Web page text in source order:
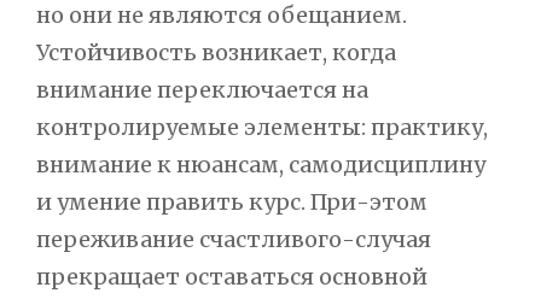
но они не являются обещанием.
Устойчивость возникает, когда
внимание переключается на
контролируемые элементы: практику,
внимание к нюансам, самодисциплину
и умение править курс. При-этом
переживание счастливого-случая
прекращает оставаться основной